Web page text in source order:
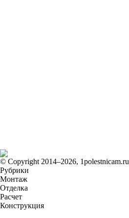
© Copyright 2014–2026, 1polestnicam.ru
Рубрики
Монтаж
Отделка
Расчет
Конструкция